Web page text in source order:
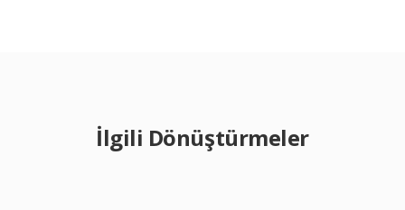
İlgili Dönüştürmeler